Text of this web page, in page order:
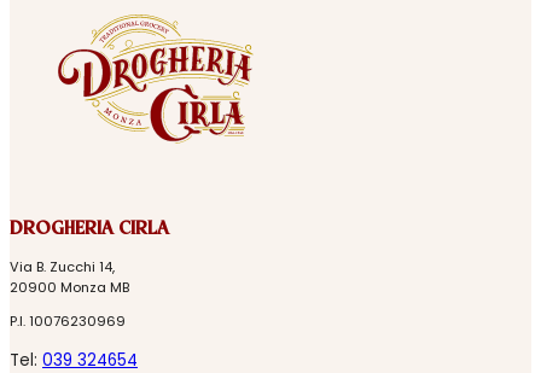
DROGHERIA CIRLA
Via B. Zucchi 14,
20900 Monza MB
P.I. 10076230969
Tel: 039 324654